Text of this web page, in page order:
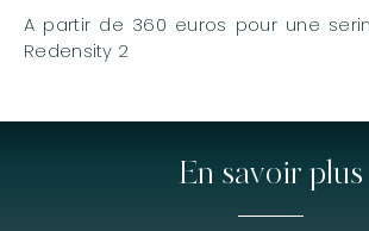
A partir de 360 euros pour une
Redensity 2
En savoir plus